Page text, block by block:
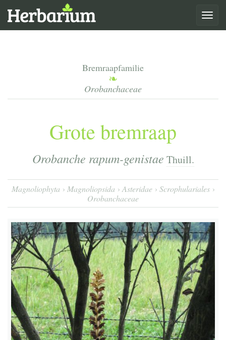
Toggle
Bremraapfamilie
Orobanchaceae
Grote bremraap
Orobanche rapum-genistae Thuill.
Magnoliophyta Magnoliopsida Asteridae
Scrophulariales
Orobanchaceae